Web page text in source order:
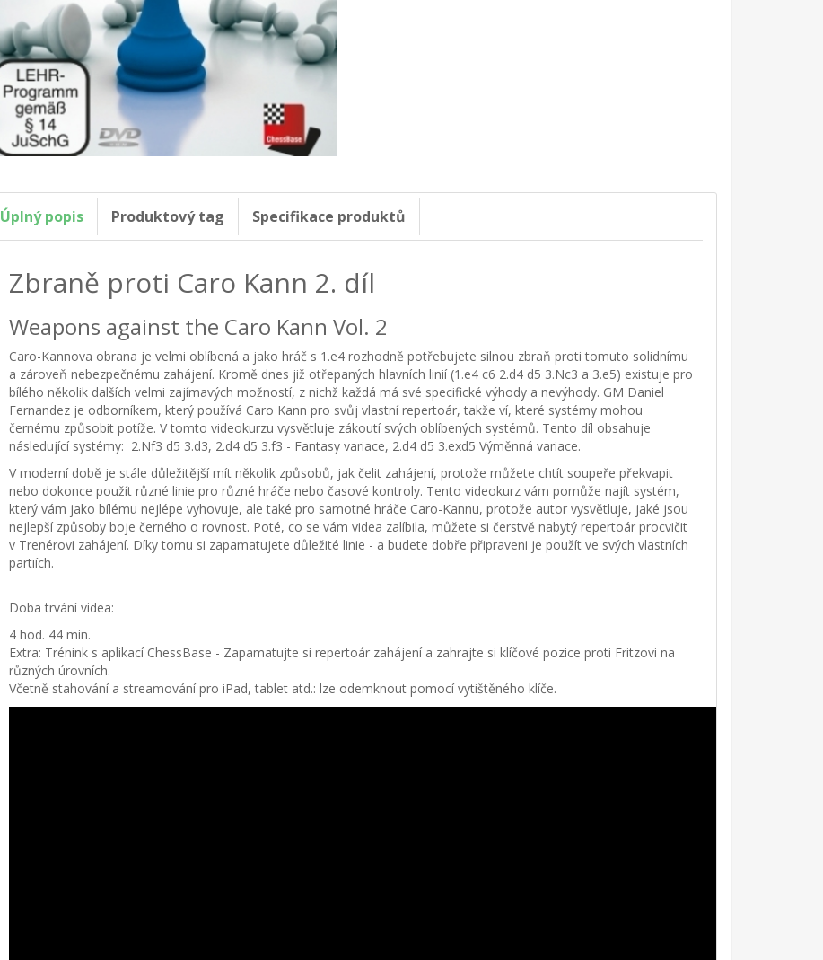
Úplný popis Produktový tag Specifikace produktů
Zbraně proti Caro Kann 2. díl
Weapons against the Caro Kann Vol. 2
Caro-Kannova obrana je velmi oblíbená a jako hráč s 1.e4 rozhodně potřebujete silnou zbraň proti tomuto solidnímu
a zároveň nebezpečnému zahájení. Kromě dnes již otřepaných hlavních linií (1.e4 c6 2.d4 d5 3.Nc3 a 3.e5) existuje pro
bílého několik dalších velmi zajímavých možností, z nichž každá má své specifické výhody a nevýhody. GM Daniel
Fernandez je odborníkem, který používá Caro Kann pro svůj vlastní repertoár, takže ví, které systémy mohou
černému způsobit potíže. V tomto videokurzu vysvětluje zákoutí svých oblíbených systémů. Tento díl obsahuje
následující systémy: 2.Nf3 d5 3.d3, 2.d4 d5 3.f3 - Fantasy variace, 2.d4 d5 3.exd5 Výměnná variace.
V moderní době je stále důležitější mít několik způsobů, jak čelit zahájení, protože můžete chtít soupeře překvapit
nebo dokonce použít různé linie pro různé hráče nebo časové kontroly. Tento videokurz vám pomůže najít systém,
který vám jako bílému nejlépe vyhovuje, ale také pro samotné hráče Caro-Kannu, protože autor vysvětluje, jaké jsou
nejlepší způsoby boje černého o rovnost. Poté, co se vám videa zalíbila, můžete si čerstvě nabytý repertoár procvičit
v Trenérovi zahájení. Díky tomu si zapamatujete důležité linie - a budete dobře připraveni je použít ve svých vlastních
partiích.
Doba trvání videa:
4 hod. 44 min.
Extra: Trénink s aplikací ChessBase - Zapamatujte si repertoár zahájení a zahrajte si klíčové pozice proti Fritzovi na
různých úrovních.
Včetně stahování a streamování pro iPad, tablet atd.: lze odemknout pomocí vytištěného klíče.